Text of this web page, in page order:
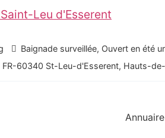
Leu d'Esserent
Baignade surveillée, Ouvert en été
FR-60340 St-Leu-d'Esserent, Hauts-